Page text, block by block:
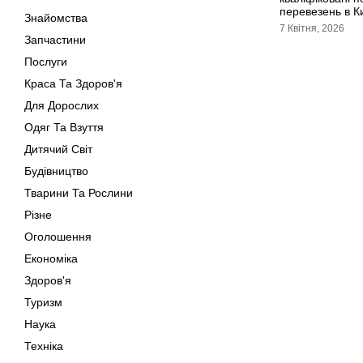
Знайомства
Запчастини
Послуги
Краса Та Здоров'я
Для Дорослих
Одяг Та Взуття
Дитячий Світ
Будівництво
Тварини Та Рослини
Різне
Оголошення
Економіка
Здоров'я
Туризм
Наука
Техніка
перевезень в
7 Квітня, 2026